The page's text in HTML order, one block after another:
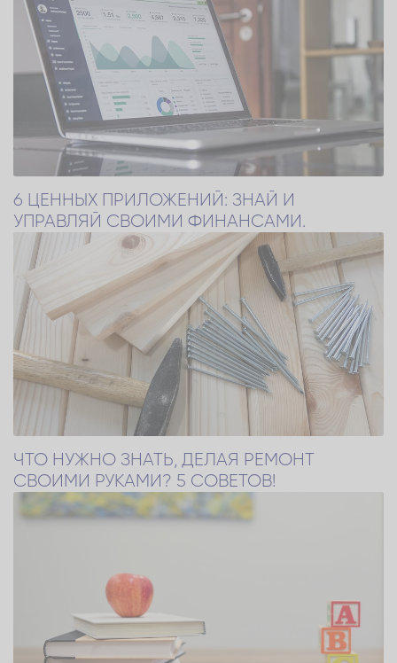
6 ЦЕННЫХ ПРИЛОЖЕНИЙ: ЗНАЙ И
УПРАВЛЯЙ СВОИМИ ФИНАНСАМИ.
ЧТО НУЖНО ЗНАТЬ, ДЕЛАЯ РЕМОНТ
СВОИМИ РУКАМИ? 5 СОВЕТОВ!